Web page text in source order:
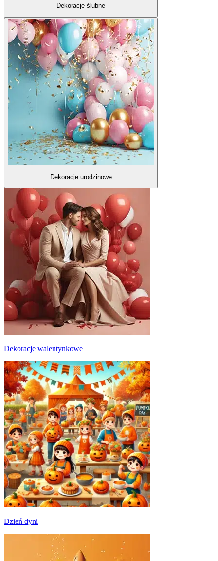
Dekoracje ślubne
Dekoracje urodzinowe
Dekoracje walentynkowe
Dzień dyni